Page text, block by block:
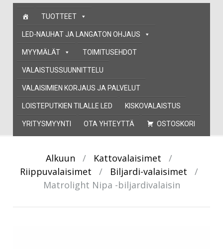
Skip
content
TUOTTEET
LED-NAUHAT JA LANGATON OHJAUS
MYYMÄLÄT TOIMITUSEHDOT
VALAISTUSSUUNNITTELU
VALAISIMIEN KORJAUS JA PALVELUT
LOISTEPUTKIEN TILALLE LED KISKOVALAISTUS
YRITYSMYYNTI OTA YHTEYTTÄ OSTOSKORI
Alkuun / Kattovalaisimet
/
Riippuvalaisimet
/ Biljardi-valaisimet
/
Matrolight Nipa -biljardivalaisin